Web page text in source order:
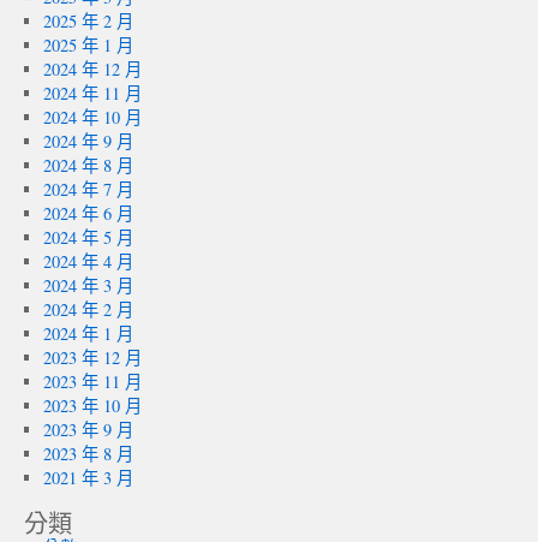
2025 年 2 月
2025 年 1 月
2024 年 12 月
2024 年 11 月
2024 年 10 月
2024 年 9 月
2024 年 8 月
2024 年 7 月
2024 年 6 月
2024 年 5 月
2024 年 4 月
2024 年 3 月
2024 年 2 月
2024 年 1 月
2023 年 12 月
2023 年 11 月
2023 年 10 月
2023 年 9 月
2023 年 8 月
2021 年 3 月
分類